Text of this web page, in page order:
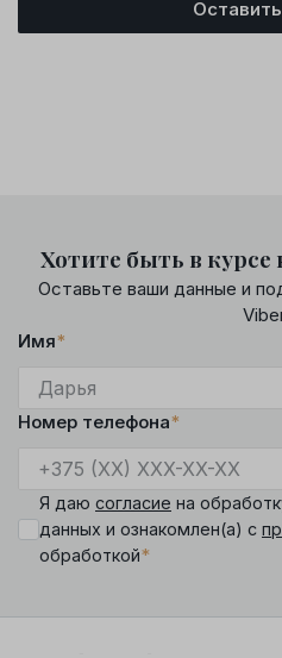
Хотите быть в
Оставьте ваши данные и
Имя*
Номер телефона*
Я даю согласие на
данных и ознакомлен(а) с
обработкой*